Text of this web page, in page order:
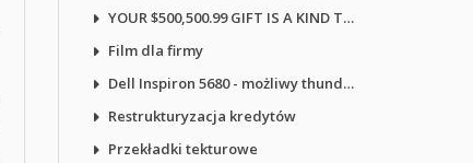
YOUR $500,500.99 GIFT IS A KIND THANK-YOU GIFT
Film dla firmy
Dell Inspiron 5680 - możliwy thunderbolt?
Restrukturyzacja kredytów
Przekładki tekturowe